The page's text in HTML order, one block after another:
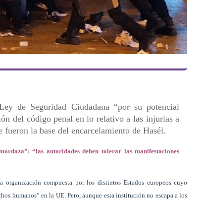
de Seguridad Ciudadana “por su potencial
del código penal en lo relativo a las injurias a
la base del encarcelamiento de Hasél.
“las autoridades deben tolerar las manifestaciones
compuesta por los distintos Estados europeos cuyo
humanos” en la UE. Pero, aunque esta institución no escapa a los